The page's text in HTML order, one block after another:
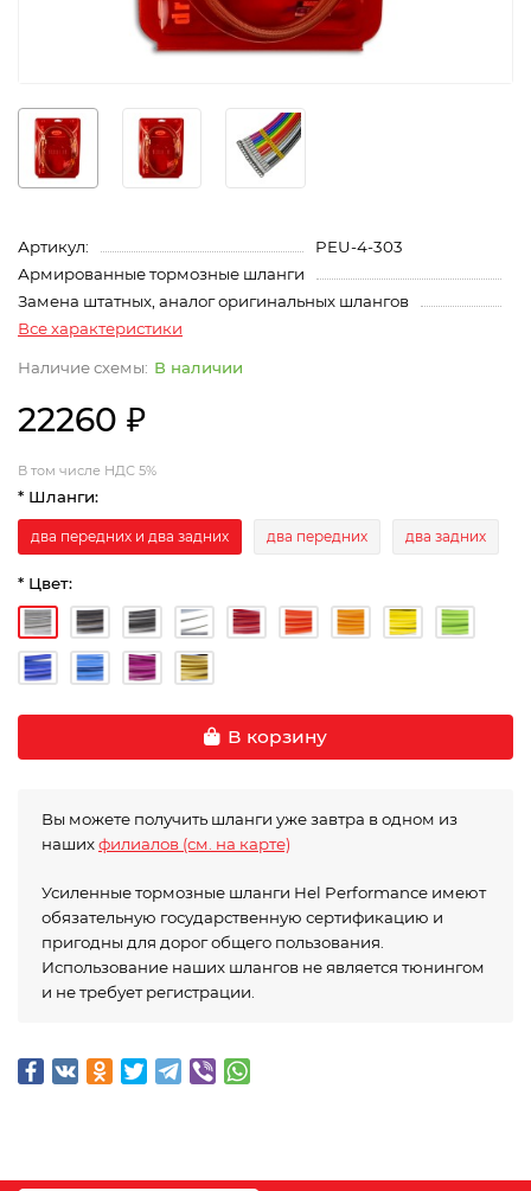
Артикул:
PEU-4-303
Армированные тормозные шланги
Замена штатных, аналог оригинальных шлангов
Все характеристики
В наличии
22260 ₽
В том числе НДС 5%
* Шланги:
два передних и два задних два передних два задних
* Цвет:
В корзину
Вы можете получить шланги уже завтра в одном из
нашихфилиалов (см. на карте)
Усиленные тормозные шланги Hel Performance имеют
обязательную государственную сертификацию и
пригодны для дорог общего пользования.
Использование наших шлангов не является тюнингом
и не требует регистрации.